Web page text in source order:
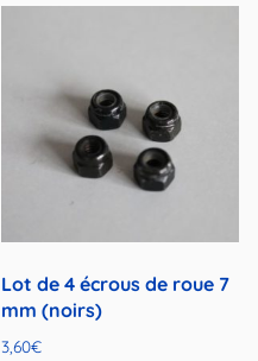
Lot de 4 écrous de roue 7
mm (noirs)
3,60€